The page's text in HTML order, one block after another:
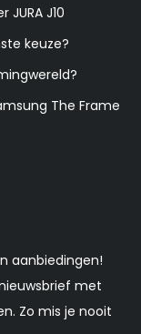
J10
keuze?
The Frame
aanbiedingen!
met
Zo mis je nooit